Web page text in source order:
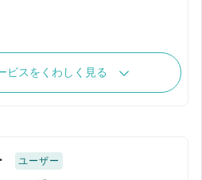
ビスをくわしく見る
ユーザー